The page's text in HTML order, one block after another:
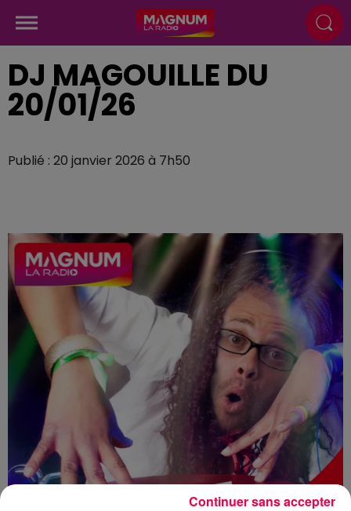
DJ MAGOUILLE DU
20/01/26
Publié : 20 janvier 2026 à 7h50
Continuer sans accepter